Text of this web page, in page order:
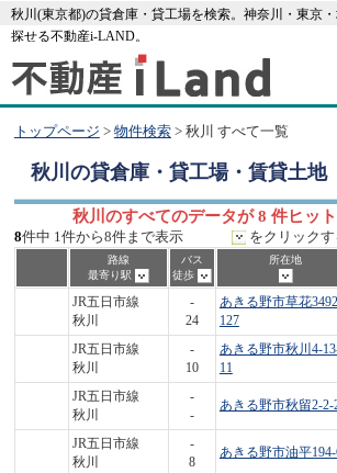
秋川(東京都)の貸倉庫・貸工場を検索。神奈川・東京
探せる不動産i-LAND。
トップページ > 物件検索> 秋川 すべて一覧
秋川 の貸倉庫・貸工場・賃貸土地
秋川のすべてのデータが 8 件ヒット
8件中 1件から8件まで表示 をクリック
路線
最寄り駅
バス
徒歩
所在地
JR五日市線
秋川
-
24
あきる野市草花
127
JR五日市線
秋川
-
10
あきる野市秋川4-
11
JR五日市線
秋川
-
-
あきる野市秋留2-2-
JR五日市線
秋川
-
8
あきる野市油平